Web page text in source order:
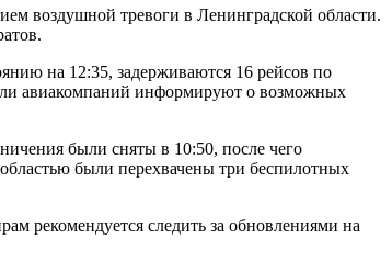
воздушной тревоги в Ленинградской области.
на 12:35, задерживаются 16 рейсов по
авиакомпаний информируют о возможных
были сняты в 10:50, после чего
были перехвачены три беспилотных
рекомендуется следить за обновлениями на